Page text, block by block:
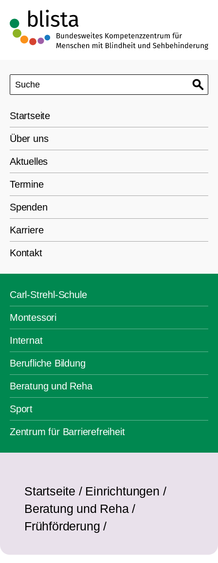
Startseite
Über uns
Aktuelles
Termine
Spenden
Karriere
Kontakt
Carl-Strehl-Schule
Montessori
Internat
Berufliche Bildung
Beratung und Reha
Sport
Zentrum für Barrierefreiheit
Startseite / Einrichtungen /
Beratung und Reha/
Frühförderung /